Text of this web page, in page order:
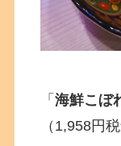
「海鮮こぼ
（1,958円税